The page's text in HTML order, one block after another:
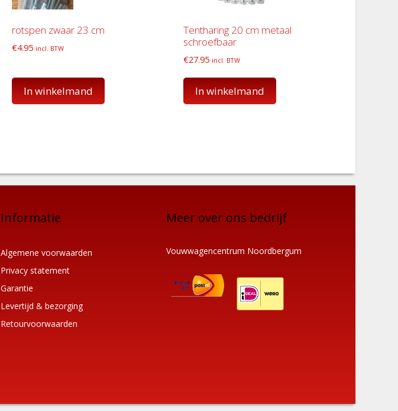
rotspen zwaar 23 cm
€4.95 incl. BTW
In winkelmand
Tentharing 20 cm metaal
schroefbaar
€27.95 incl. BTW
In winkelmand
Informatie
Algemene voorwaarden
Privacy statement
Garantie
Levertijd & bezorging
Retourvoorwaarden
Meer over ons bedrijf
Vouwwagencentrum Noordbergum